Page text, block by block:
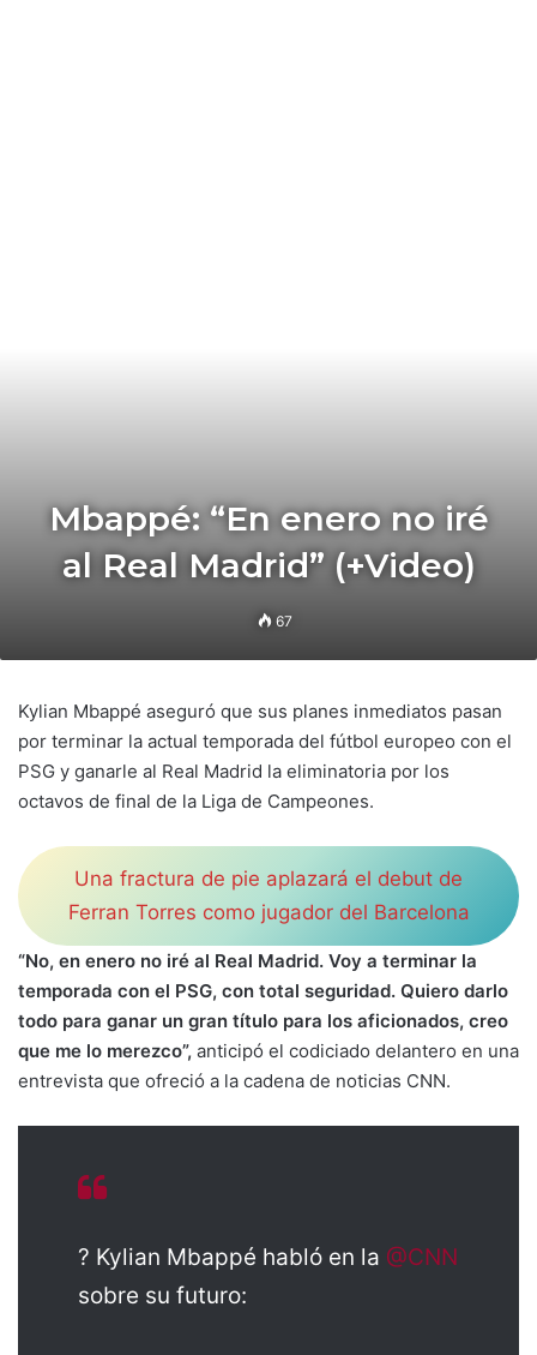
Mbappé: “En enero no iré
al Real Madrid” (+Video)
67
Kylian Mbappé aseguró que sus planes inmediatos pasan
por terminar la actual temporada del fútbol europeo con el
PSG y ganarle al Real Madrid la eliminatoria por los
octavos de final de la Liga de Campeones.
Una fractura de pie aplazará el debut de
Ferran Torres como jugador del Barcelona
“No, en enero no iré al Real Madrid. Voy a terminar la
temporada con el PSG, con total seguridad. Quiero darlo
todo para ganar un gran título para los aficionados, creo
que me lo merezco”, anticipó el codiciado delantero en una
entrevista que ofreció a la cadena de noticias CNN.
?️ Kylian Mbappé habló en la @CNN
sobre su futuro: